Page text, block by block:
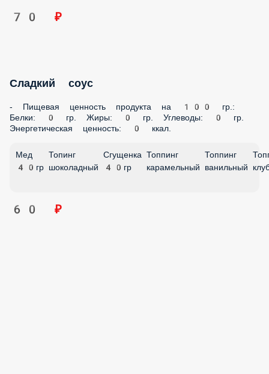
70 ₽
Сладкий соус
- Пищевая ценность продукта на 100 гр.:
Белки: 0 гр. Жиры: 0 гр. Углеводы: 0 гр.
Энергетическая ценность: 0 ккал.
Мед
40гр
Топинг
шоколадный
Сгущенка
40гр
Топпинг
карамельный
Топпинг
ванильный
60 ₽